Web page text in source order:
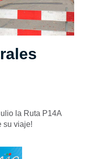
la Ruta P14A
su viaje!